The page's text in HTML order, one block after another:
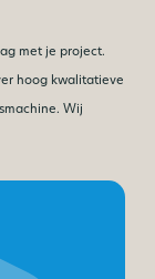
met je project.
hoog kwalitatieve
Wij